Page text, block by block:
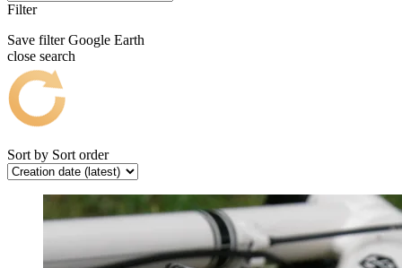
Filter
Save filter Google Earth
close search
Sort by Sort order